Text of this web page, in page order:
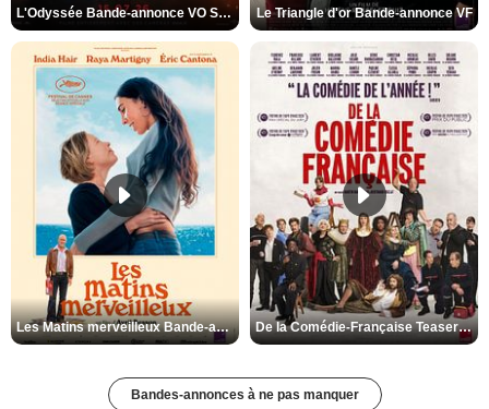
L'Odyssée Bande-annonce VO STFR Le Triangle d'or Bande-annonce VF
Les Matins merveilleux Bande-annonce VF De la Comédie-Française Teaser VF
Bandes-annonces à ne pas manquer